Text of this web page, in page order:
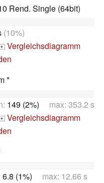
Rend. Single (64bit)
(10%)
+ Vergleichsdiagramm
*
149 (2%) max: 353.2 s
+ Vergleichsdiagramm
6.8 (1%) max: 12.66 s